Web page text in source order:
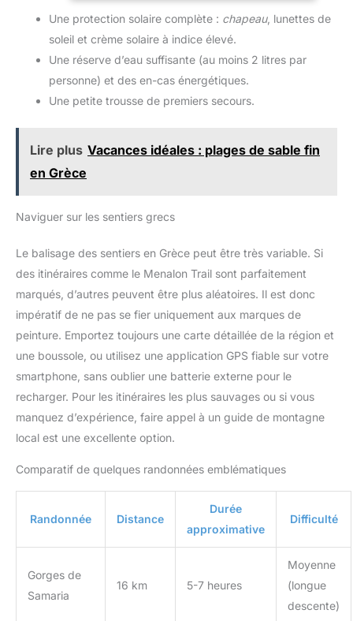
imperméable est dotée de
zippées imperméables et
d'une poche intérieure
spacieuse, vous permettant
de ranger votre argent, vos
portable, votre portefeuille
privée, une sécurité
le pique-nique, l'alpinisme
protection et confort lors de
la pratique de différents
sports.
polyvalente : elle peut servir d'imperméable, de
légère. Parfaite au quotidien et pour diverses activités
de plein air. 【Facile à ranger】Grâce à sa housse de
rangement incluse, vous pouvez ranger la veste
facilement et l'emporter partout avec vous : dans un sac
à dos, un sac à main ou une voiture. Ainsi, vous serez
paré(e) aux changements de météo imprévus sans
randonnée, le camping, le pique-nique, l'alpinisme ou
la moto. Il offre protection et confort lors de la pratique
Une protection solaire complète : chapeau, lunettes de
soleil et crème solaire à indice élevé.
Une réserve d’eau suffisante (au moins 2 litres par
personne) et des en-cas énergétiques.
Une petite trousse de premiers secours.
Lire plus Vacances idéales : plages de sable fin
en Grèce
Naviguer sur les sentiers grecs
Le balisage des sentiers en Grèce peut être très variable. Si
des itinéraires comme le Menalon Trail sont parfaitement
marqués, d’autres peuvent être plus aléatoires. Il est donc
impératif de ne pas se fier uniquement aux marques de
peinture. Emportez toujours une carte détaillée de la région et
une boussole, ou utilisez une application GPS fiable sur votre
smartphone, sans oublier une batterie externe pour le
recharger. Pour les itinéraires les plus sauvages ou si vous
manquez d’expérience, faire appel à un guide de montagne
local est une excellente option.
Comparatif de quelques randonnées emblématiques
Randonnée Distance
Durée
approximative
Difficulté
Gorges de
Samaria
16 km 5-7 heures
Moyenne
(longue
descente)